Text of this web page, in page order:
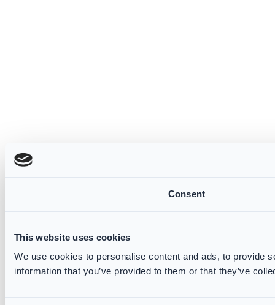
Consent
This website uses cookies
We use cookies to personalise content and ads, to provide
information that you’ve provided to them or that they’ve